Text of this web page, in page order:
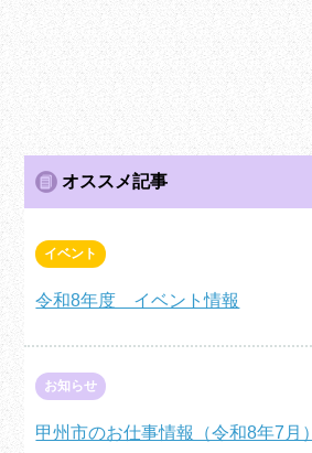
オススメ記事
イベント
令和8年度 イベント情報
お知らせ
甲州市のお仕事情報（令和8年7月）